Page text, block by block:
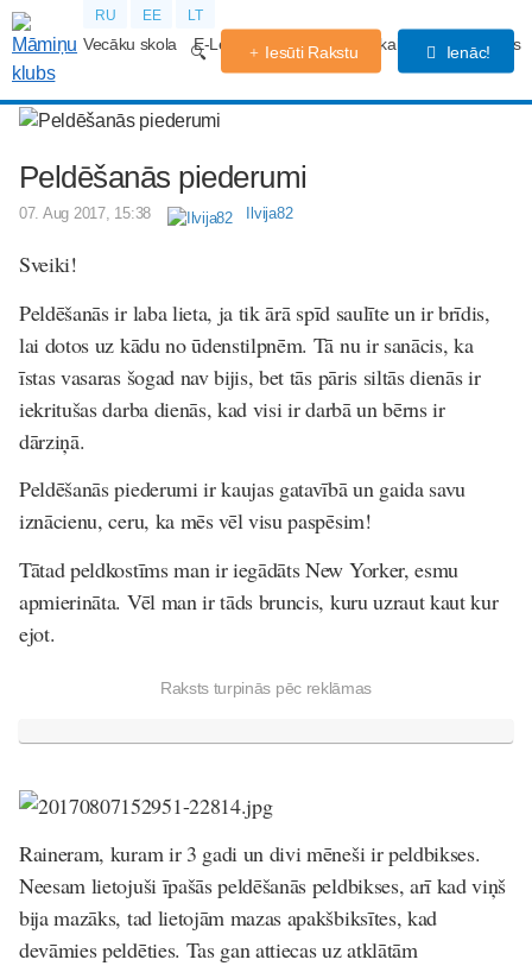
RU EE LT
Vecāku skola E-Lekcijas Grūtniecības kalendārs Forums
Iesūti Rakstu Ienāc!
Peldēšanās piederumi
07. Aug 2017, 15:38 Ilvija82
Sveiki!
Peldēšanās ir laba lieta, ja tik ārā spīd saulīte un ir brīdis,
lai dotos uz kādu no ūdenstilpnēm. Tā nu ir sanācis, ka
īstas vasaras šogad nav bijis, bet tās pāris siltās dienās ir
iekritušas darba dienās, kad visi ir darbā un bērns ir
dārziņā.
Peldēšanās piederumi ir kaujas gatavībā un gaida savu
iznācienu, ceru, ka mēs vēl visu paspēsim!
Tātad peldkostīms man ir iegādāts New Yorker, esmu
apmierināta. Vēl man ir tāds bruncis, kuru uzraut kaut kur
ejot.
Raksts turpinās pēc reklāmas
Raineram, kuram ir 3 gadi un divi mēneši ir peldbikses.
Neesam lietojuši īpašās peldēšanās peldbikses, arī kad viņš
bija mazāks, tad lietojām mazas apakšbiksītes, kad
devāmies peldēties. Tas gan attiecas uz atklātām